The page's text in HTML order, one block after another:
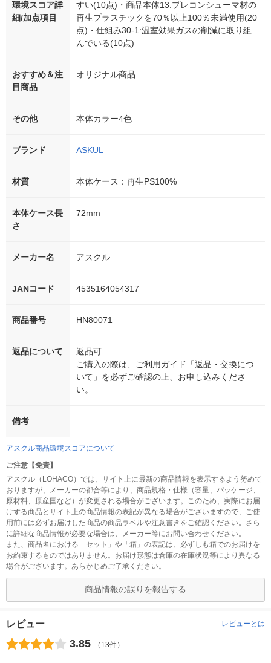
環境スコア詳
細/加点項目
すい(10点)・商品本体13:プレコンシューマ材の
再生プラスチックを70％以上100％未満使用(20
点)・仕組み30-1:温室効果ガスの削減に取り組
んでいる(10点)
おすすめ＆注
目商品
オリジナル商品
その他 本体カラー4色
ブランド ASKUL
材質 本体ケース：再生PS100%
本体ケース長
さ
72mm
メーカー名 アスクル
JANコード 4535164054317
商品番号 HN80071
返品について
返品可
ご購入の際は、ご利用ガイド「返品・交換につ
いて」を必ずご確認の上、お申し込みくださ
い。
備考
アスクル商品環境スコアについて
ご注意【免責】
アスクル（LOHACO）では、サイト上に最新の商品情報を表示するよう努めて
おりますが、メーカーの都合等により、商品規格・仕様（容量、パッケージ、
原材料、原産国など）が変更される場合がございます。このため、実際にお届
けする商品とサイト上の商品情報の表記が異なる場合がございますので、ご使
用前には必ずお届けした商品の商品ラベルや注意書きをご確認ください。さら
に詳細な商品情報が必要な場合は、メーカー等にお問い合わせください。
また、商品名における「セット」や「箱」の表記は、必ずしも箱でのお届けを
お約束するものではありません。お届け形態は倉庫の在庫状況等により異なる
場合がございます。あらかじめご了承ください。
商品情報の誤りを報告する
レビュー レビューとは
3.85 （13件）